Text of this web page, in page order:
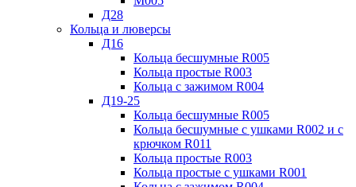
Д28
Кольца и люверсы
Д16
Кольца бесшумные R005
Кольца простые R003
Кольца с зажимом R004
Д19-25
Кольца бесшумные R005
Кольца бесшумные с ушками R002 и с
крючком R011
Кольца простые R003
Кольца простые с ушками R001